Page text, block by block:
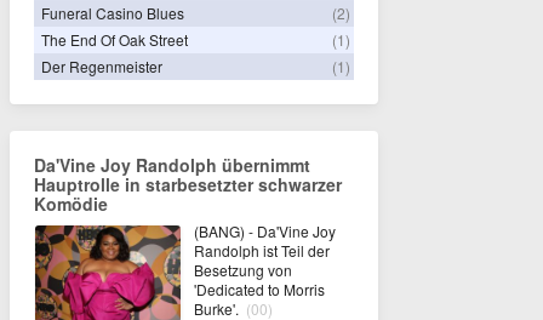
Funeral Casino Blues
(2)
The End Of Oak Street
(1)
Der Regenmeister
(1)
Da'Vine Joy Randolph übernimmt
Hauptrolle in starbesetzter schwarzer
Komödie
(BANG) - Da'Vine Joy
Randolph ist Teil der
Besetzung von
'Dedicated to Morris
Burke'. (00)